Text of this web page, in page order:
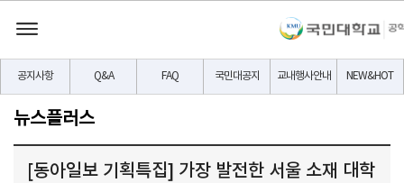
공지사항 Q&A FAQ 국민대공지 교내행사안내 NEW&HOT
뉴스플러스
[동아일보 기획특집] 가장 발전한 서울 소재 대학